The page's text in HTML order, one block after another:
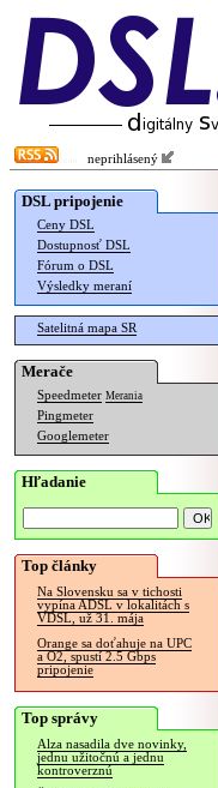
neprihlásený
DSL pripojenie
Ceny DSL
Dostupnosť DSL
Fórum o DSL
Výsledky meraní
Satelitná mapa SR
Merače
Speedmeter Merania
Pingmeter
Googlemeter
Hľadanie
Top články
Na Slovensku sa v tichosti
vypína ADSL v lokalitách s
VDSL, už 31. mája
Orange sa doťahuje na UPC
a O2, spustí 2.5 Gbps
pripojenie
Top správy
Alza nasadila dve novinky,
jednu užitočnú a jednu
kontroverznú